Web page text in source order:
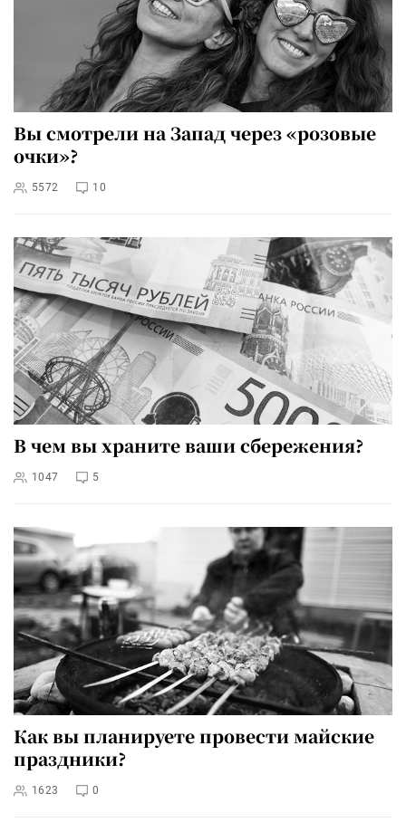
Вы смотрели на Запад через «розовые
очки»?
5572 10
В чем вы храните ваши сбережения?
1047 5
Как вы планируете провести майские
праздники?
1623 0